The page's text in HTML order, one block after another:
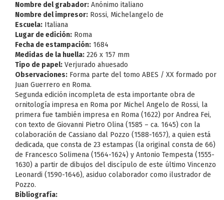
Nombre del grabador: Anónimo italiano
Nombre del impresor: Rossi, Michelangelo de
Escuela: Italiana
Lugar de edición: Roma
Fecha de estampación: 1684
Medidas de la huella: 226 x 157 mm
Tipo de papel: Verjurado ahuesado
Observaciones: Forma parte del tomo ABES / XX formado por
Juan Guerrero en Roma.
Segunda edición incompleta de esta importante obra de
ornitología impresa en Roma por Michel Angelo de Rossi, la
primera fue también impresa en Roma (1622) por Andrea Fei,
con texto de Giovanni Pietro Olina (1585 – ca. 1645) con la
colaboración de Cassiano dal Pozzo (1588-1657), a quien está
dedicada, que consta de 23 estampas (la original consta de 66)
de Francesco Solimena (1564-1624) y Antonio Tempesta (1555-
1630) a partir de dibujos del discípulo de este último Vincenzo
Leonardi (1590-1646), asiduo colaborador como ilustrador de
Pozzo.
Bibliografía: